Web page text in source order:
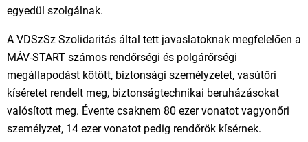
egyedül szolgálnak.
A VDSzSz Szolidaritás által tett javaslatoknak megfelelően a
MÁV-START számos rendőrségi és polgárőrségi
megállapodást kötött, biztonsági személyzetet, vasútőri
kíséretet rendelt meg, biztonságtechnikai beruházásokat
valósított meg. Évente csaknem 80 ezer vonatot vagyonőri
személyzet, 14 ezer vonatot pedig rendőrök kísérnek.